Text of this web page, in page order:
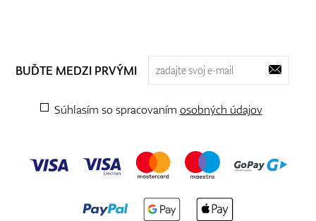
BUĎTE MEDZI PRVÝMI
Súhlasím so spracovaním osobných údajov